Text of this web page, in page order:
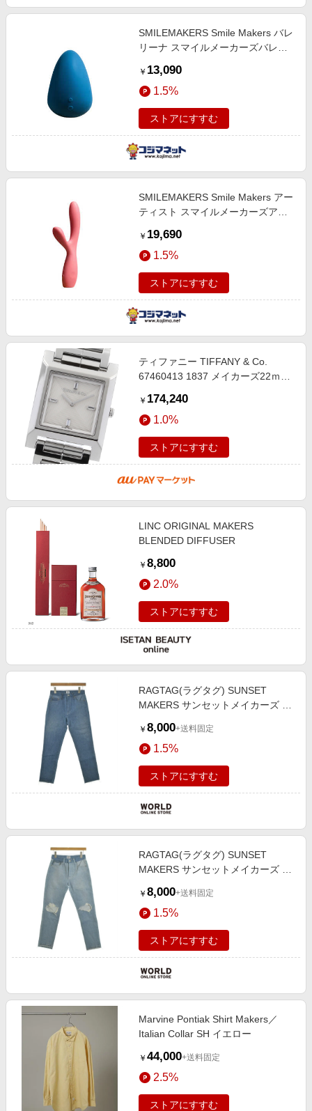
SMILEMAKERS Smile Makers バレ
リーナ スマイルメーカーズバレリ
￥ 13,090
1.5%
ストアにすすむ
SMILEMAKERS Smile Makers アー
ティスト スマイルメーカーズアー
￥ 19,690
1.5%
ストアにすすむ
ティファニー TIFFANY & Co.
67460413 1837 メイカーズ22ｍｍ
ース 良品 _900131【ev20】
￥ 174,240
1.0%
ストアにすすむ
LINC ORIGINAL MAKERS
BLENDED DIFFUSER
￥ 8,800
2.0%
ストアにすすむ
RAGTAG(ラグタグ) SUNSET
MAKERS サンセットメイカーズ レ
ズ：26(M位)
￥ 8,000+送料固定
1.5%
ストアにすすむ
RAGTAG(ラグタグ) SUNSET
MAKERS サンセットメイカーズ レ
ズ：24(S位)
￥ 8,000+送料固定
1.5%
ストアにすすむ
Marvine Pontiak Shirt Makers／
Italian Collar SH イエロー
￥ 44,000+送料固定
2.5%
ストアにすすむ